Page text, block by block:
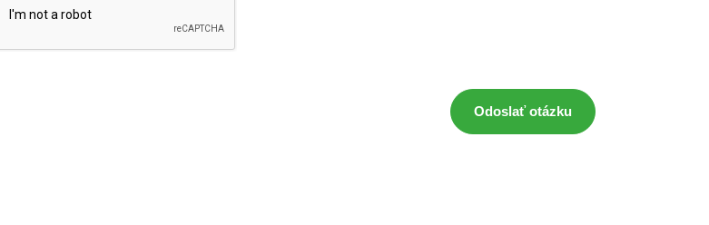
Odoslať otázku